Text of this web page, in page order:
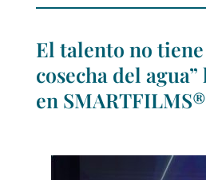
El talento no tiene
cosecha del
en SMARTFILMS®